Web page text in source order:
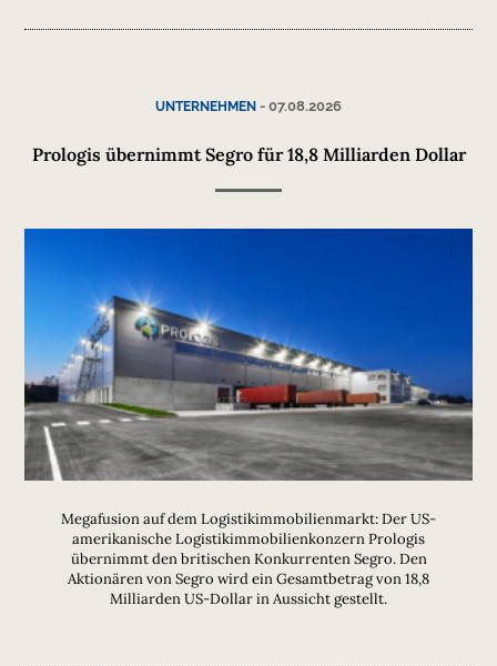
UNTERNEHMEN - 07.08.2026
Prologis übernimmt Segro für 18,8 Milliarden Dollar
Megafusion auf dem Logistikimmobilienmarkt: Der US-
amerikanische Logistikimmobilienkonzern Prologis
übernimmt den britischen Konkurrenten Segro. Den
Aktionären von Segro wird ein Gesamtbetrag von 18,8
Milliarden US-Dollar in Aussicht gestellt.